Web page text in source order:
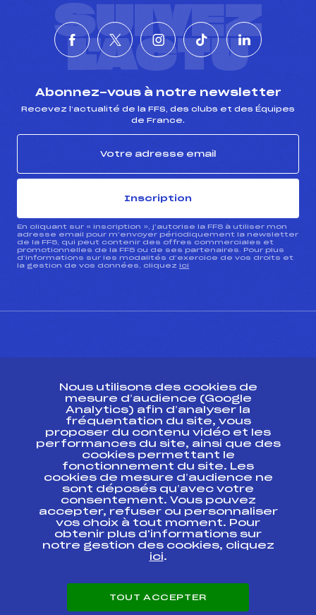
SUIVEZ
L'ACTU
Abonnez-vous à notre newsletter
Recevez l’actualité de la FFS, des clubs et des Équipes
de France.
Inscription
En cliquant sur « inscription », j’autorise la FFS à utiliser mon
adresse email pour m’envoyer périodiquement la newsletter
de la FFS, qui peut contenir des offres commerciales et
promotionnelles de la FFS ou de ses partenaires. Pour plus
d’informations sur les modalités d’exercice de vos droits et
la gestion de vos données, cliquez ici
Ressources
Pass’Neige
Projet sportif fédéral
Projet de performance fédéral
Antidopage
Pôle Développement, Formation, Suivi
Scientifique
Listes ministérielles
Pôle vie de l’athlète
Enseignement professionnel
Carrières
Nous utilisons des cookies de
mesure d’audience (Google
Analytics) afin d’analyser la
fréquentation du site, vous
proposer du contenu vidéo et les
performances du site, ainsi que des
cookies permettant le
fonctionnement du site. Les
cookies de mesure d’audience ne
sont déposés qu’avec votre
consentement. Vous pouvez
accepter, refuser ou personnaliser
vos choix à tout moment. Pour
obtenir plus d'informations sur
notre gestion des cookies, cliquez
ici.
TOUT ACCEPTER